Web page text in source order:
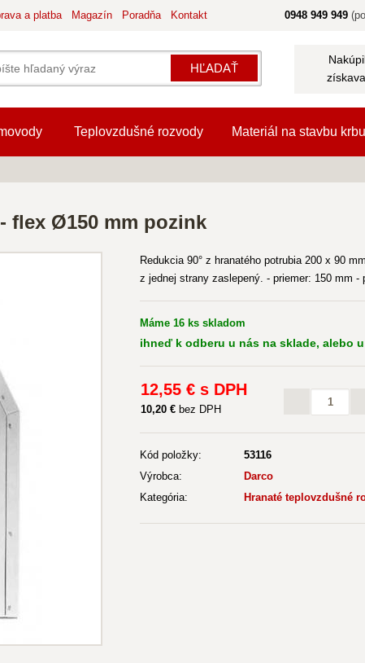
HĽADAŤ
0948 949 949
a platba Magazín Poradňa Kontakt
Teplovzdušné rozvody Materiál na stavbu krbu
flex Ø150 mm pozink
Redukcia 90° z hranatého potrubia 200 x 90
z jednej strany zaslepený. - priemer: 150 mm
Máme 16 ks skladom
ihneď k odberu u nás na sklade, alebo
12,55 € s DPH
10,20 € bez DPH
Kód položky:
53116
Výrobca:
Darco
Kategória:
Hranaté teplovzdušné